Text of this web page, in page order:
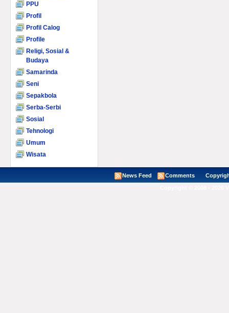
PPU
Profil
Profil Calog
Profile
Religi, Sosial &
Budaya
Samarinda
Seni
Sepakbola
Serba-Serbi
Sosial
Tehnologi
Umum
Wisata
News Feed Comments Copyright